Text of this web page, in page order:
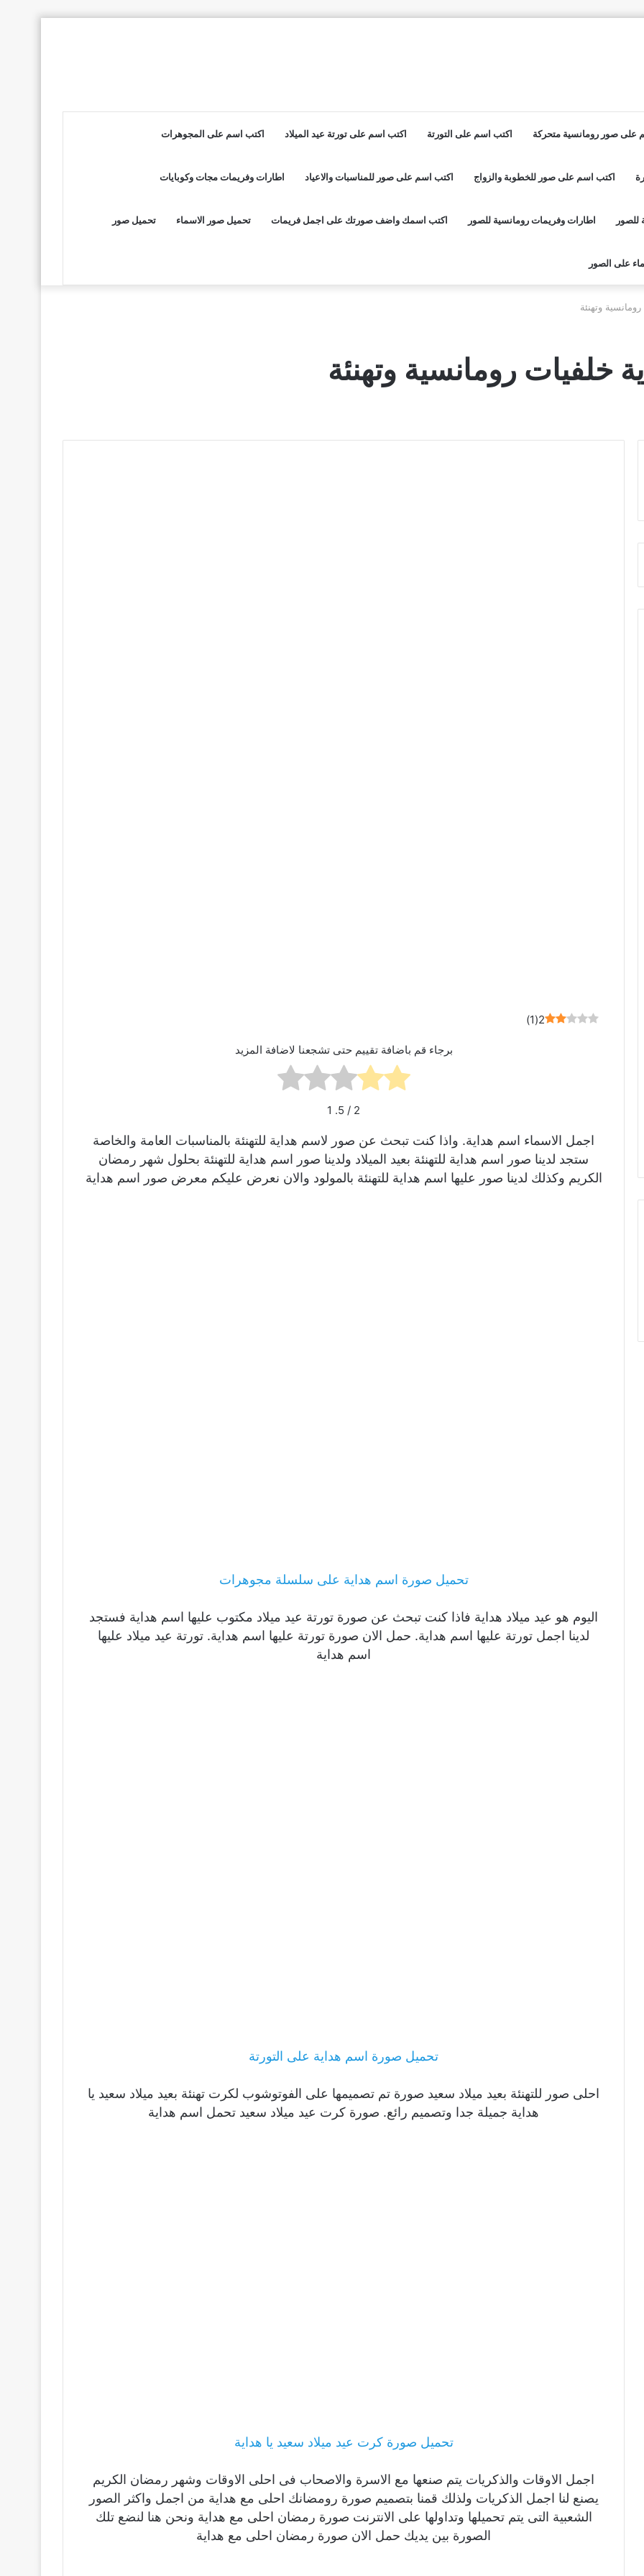
على صور رومانسية متحركة اكتب اسم على التورتة اكتب اسم على تورتة عيد الميلاد اكتب اسم على المجوهرات
اكتب اسم على صور للخطوبة والزواج اكتب اسم على صور للمناسبات والاعياد اطارات وفريمات مجات وكوبايات
للصور اطارات وفريمات رومانسية للصور اكتب اسمك واضف صورتك على اجمل فريمات تحميل صور الاسماء تحميل صور
على الصور
وتهنئة
خلفيات رومانسية وتهنئة
2
(
1
)
برجاء قم باضافة تقييم حتى تشجعنا لاضافة المزيد
2
/ 5.
1
اجمل الاسماء اسم هداية. واذا كنت تبحث عن صور لاسم هداية للتهنئة بالمناسبات العامة والخاصة
ستجد لدينا صور اسم هداية للتهنئة بعيد الميلاد ولدينا صور اسم هداية للتهنئة بحلول شهر رمضان
الكريم وكذلك لدينا صور عليها اسم هداية للتهنئة بالمولود والان نعرض عليكم معرض صور اسم هداية
تحميل صورة اسم هداية على سلسلة مجوهرات
اليوم هو عيد ميلاد هداية فاذا كنت تبحث عن صورة تورتة عيد ميلاد مكتوب عليها اسم هداية فستجد
لدينا اجمل تورتة عليها اسم هداية. حمل الان صورة تورتة عليها اسم هداية. تورتة عيد ميلاد عليها
اسم هداية
تحميل صورة اسم هداية على التورتة
احلى صور للتهنئة بعيد ميلاد سعيد صورة تم تصميمها على الفوتوشوب لكرت تهنئة بعيد ميلاد سعيد يا
هداية جميلة جدا وتصميم رائع. صورة كرت عيد ميلاد سعيد تحمل اسم هداية
تحميل صورة كرت عيد ميلاد سعيد يا هداية
اجمل الاوقات والذكريات يتم صنعها مع الاسرة والاصحاب فى احلى الاوقات وشهر رمضان الكريم
يصنع لنا اجمل الذكريات ولذلك قمنا بتصميم صورة رومضانك احلى مع هداية من اجمل واكثر الصور
الشعبية التى يتم تحميلها وتداولها على الانترنت صورة رمضان احلى مع هداية ونحن هنا لنضع تلك
الصورة بين يديك حمل الان صورة رمضان احلى مع هداية